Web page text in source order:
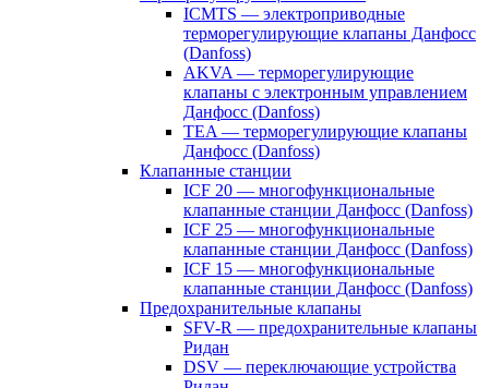
ICMTS — электроприводные
терморегулирующие клапаны Данфосс
(Danfoss)
AKVA — терморегулирующие
клапаны с электронным управлением
Данфосс (Danfoss)
TEA — терморегулирующие клапаны
Данфосс (Danfoss)
Клапанные станции
ICF 20 — многофункциональные
клапанные станции Данфосс (Danfoss)
ICF 25 — многофункциональные
клапанные станции Данфосс (Danfoss)
ICF 15 — многофункциональные
клапанные станции Данфосс (Danfoss)
Предохранительные клапаны
SFV-R — предохранительные клапаны
Ридан
DSV — переключающие устройства